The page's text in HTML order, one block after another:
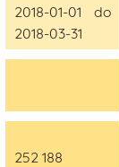
2018-01-01 do
2018-03-31
252 188